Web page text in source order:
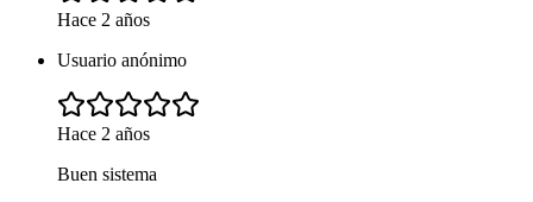
Hace 2 años
Usuario anónimo
Hace 2 años
Buen sistema